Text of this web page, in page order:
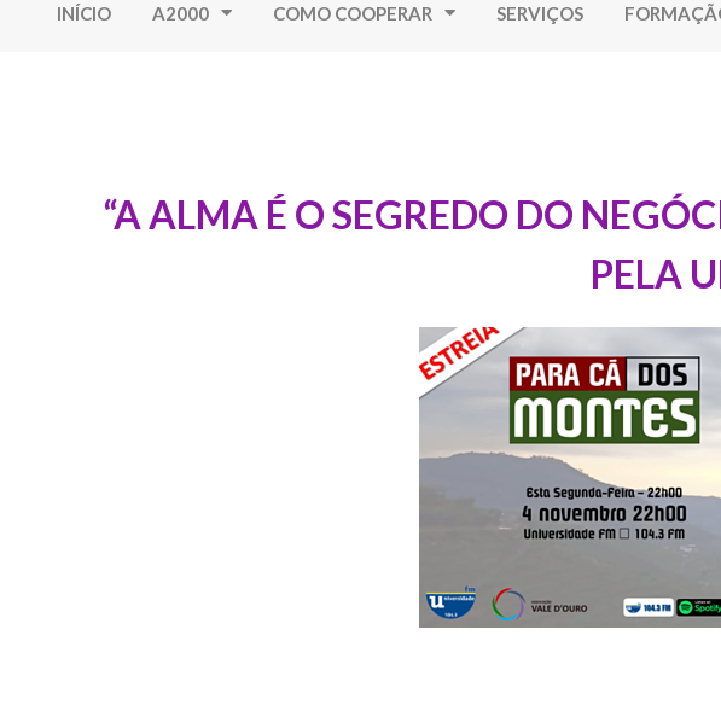
INÍCIO A2000 COMO COOPERAR SERVIÇOS
“A ALMA É O SEGREDO DO
PELA